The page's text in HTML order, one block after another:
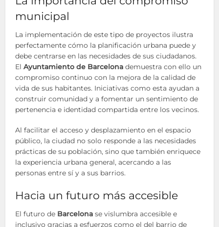
municipal
La implementación de este tipo de proyectos ilustra
perfectamente cómo la planificación urbana puede y
debe centrarse en las necesidades de sus ciudadanos.
ElAyuntamiento de Barcelona demuestra con ello un
compromiso continuo con la mejora de la calidad de
vida de sus habitantes. Iniciativas como esta ayudan a
construir comunidad y a fomentar un sentimiento de
pertenencia e identidad compartida entre los vecinos.
Al facilitar el acceso y desplazamiento en el espacio
público, la ciudad no solo responde a las necesidades
prácticas de su población, sino que también enriquece
la experiencia urbana general, acercando a las
personas entre sí y a sus barrios.
Hacia un futuro más accesible
El futuro de Barcelona se vislumbra accesible e
inclusivo gracias a esfuerzos como el del barrio de